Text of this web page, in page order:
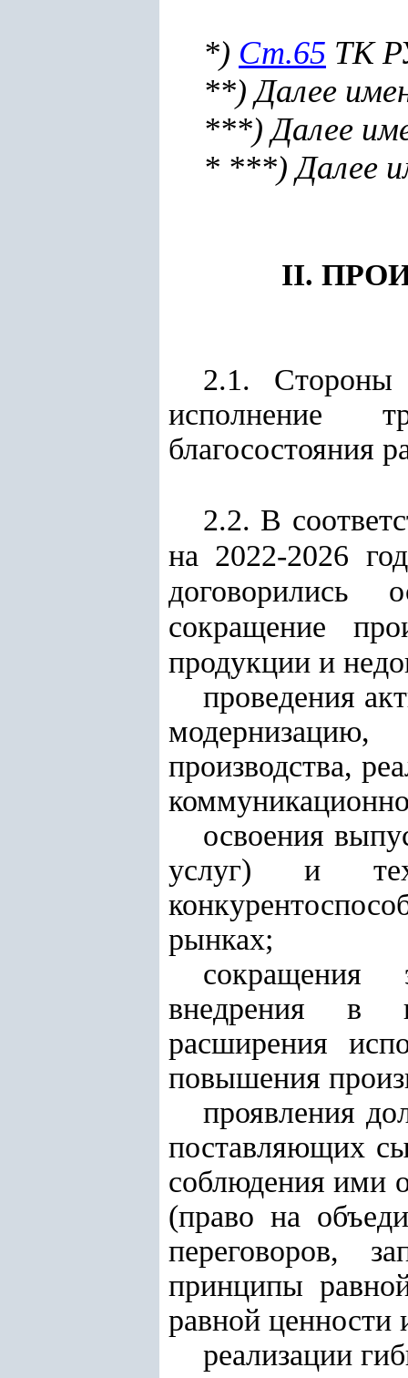
*) Ст.65 ТК
**) Далее
***) Далее
* ***) Далее
II.
2.1. Стороны
исполнение
благосостояния
2.2. В
на 2022-2026
договорились
сокращение
продукции и
проведения
модернизацию,
производства,
освоения
услуг) и
рынках;
сокращения
внедрения в
расширения
повышения
проявления
поставляющих
соблюдения ими
(право на
переговоров,
принципы
равной
реализации